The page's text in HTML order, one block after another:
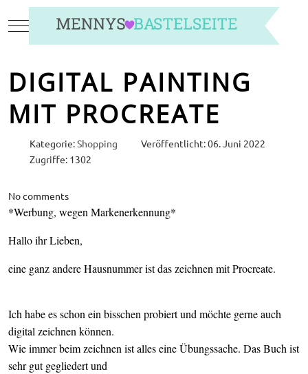
Mobile Menu Toggle
DIGITAL PAINTING
MIT PROCREATE
Kategorie:Shopping
Veröffentlicht: 06. Juni 2022
Zugriffe: 1302
No comments
*Werbung, wegen Markenerkennung*
Hallo ihr Lieben,
eine ganz andere Hausnummer ist das zeichnen mit Procreate.
Ich habe es schon ein bisschen probiert und möchte gerne auch
digital zeichnen können.
Wie immer beim zeichnen ist alles eine Übungssache. Das Buch ist
sehr gut gegliedert und